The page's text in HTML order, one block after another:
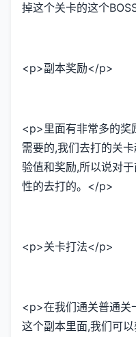
掉这个关卡的这个
<p>副本奖励</p>
<p>里面有非常多的奖
需要的,我们去打的关
验值和奖励,所以说对
性的去打的。</p>
<p>关卡打法</p>
<p>在我们通关普通关
这个副本里面,我们可